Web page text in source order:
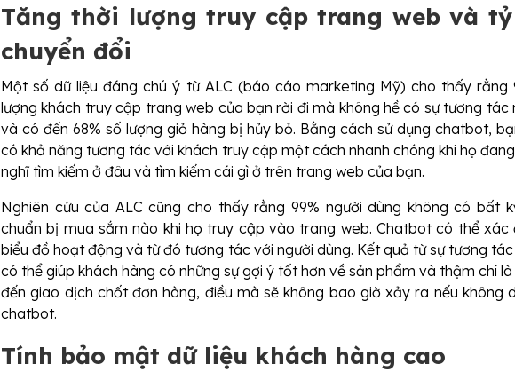
Tăng thời lượng truy cập trang web và
chuyển đổi
Một số dữ liệu đáng chú ý từ ALC (báo cáo marketing Mỹ) cho thấy rằng
lượng khách truy cập trang web của bạn rời đi mà không hề có sự tương tác
và có đến 68% số lượng giỏ hàng bị hủy bỏ. Bằng cách sử dụng chatbot,
có khả năng tương tác với khách truy cập một cách nhanh chóng khi họ
nghĩ tìm kiếm ở đâu và tìm kiếm cái gì ở trên trang web của bạn.
Nghiên cứu của ALC cũng cho thấy rằng 99% người dùng không có bất
chuẩn bị mua sắm nào khi họ truy cập vào trang web. Chatbot có thể xác
biểu đồ hoạt động và từ đó tương tác với người dùng. Kết quả từ sự tương
có thể giúp khách hàng có những sự gợi ý tốt hơn về sản phẩm và thậm chí
đến giao dịch chốt đơn hàng, điều mà sẽ không bao giờ xảy ra nếu không
chatbot.
Tính bảo mật dữ liệu khách hàng cao